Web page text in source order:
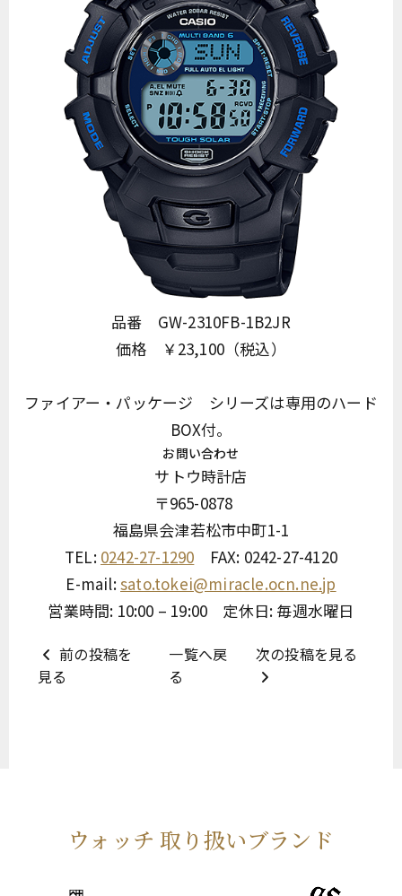
品番 GW-2310FB-1B2JR
価格 ￥23,100（税込）
ファイアー・パッケージ シリーズは専用のハード
BOX付。
お問い合わせ
サトウ時計店
〒965-0878
福島県会津若松市中町1-1
TEL: 0242-27-1290 FAX: 0242-27-4120
E-mail:sato.tokei@miracle.ocn.ne.jp
営業時間: 10:00 – 19:00 定休日: 毎週水曜日
前の投稿を
見る
一覧へ戻
る
次の投稿を見る
ウォッチ 取り扱いブランド